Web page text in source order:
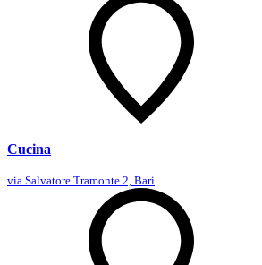
Cucina
via Salvatore Tramonte 2, Bari